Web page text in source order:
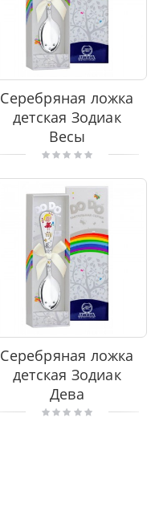
Серебряная ложка
детская Зодиак
Весы
Серебряная ложка
детская Зодиак
Дева